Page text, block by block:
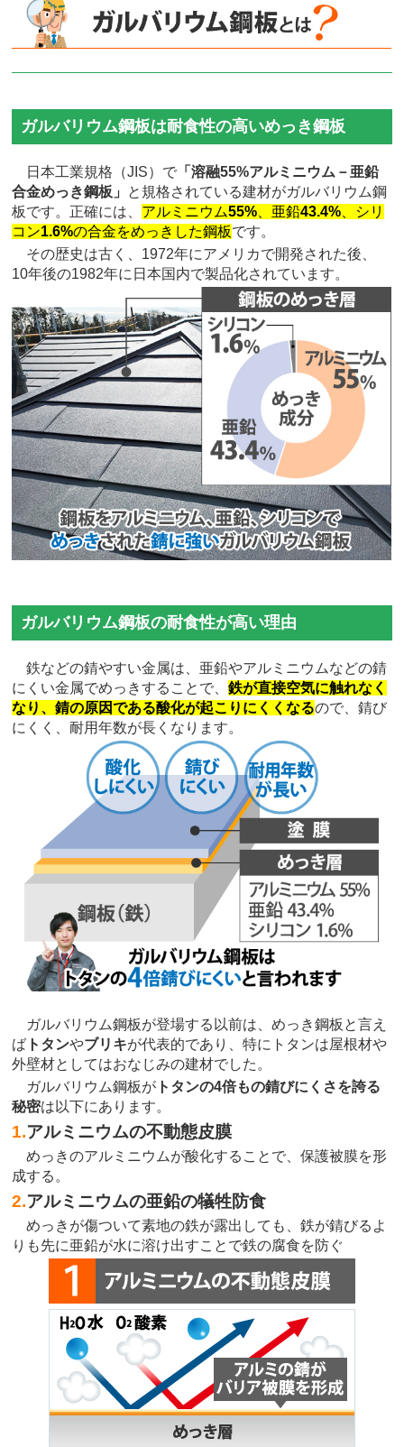
ガルバリウム鋼板は耐食性の高いめっき鋼板
日本工業規格（JIS）で 「溶融55%アルミニウム－亜鉛
合金めっき鋼板」
と規格されている建材がガルバリウム鋼
板です。正確には、 アルミニウム55% 、亜鉛43.4% 、シリ
コン1.6%の合金をめっきした鋼板です。
その歴史は古く、1972年にアメリカで開発された後、
10年後の1982年に日本国内で製品化されています。
ガルバリウム鋼板の耐食性が高い理由
鉄などの錆やすい金属は、亜鉛やアルミニウムなどの錆
にくい金属でめっきすることで、鉄が直接空気に触れなく
なり、錆の原因である酸化が起こりにくくなるので、錆び
にくく、耐用年数が長くなります。
ガルバリウム鋼板が登場する以前は、めっき鋼板と言え
ば トタンやブリキが代表的であり、特にトタンは屋根材や
外壁材としてはおなじみの建材でした。
ガルバリウム鋼板が トタンの4倍もの錆びにくさを誇る
秘密は以下にあります。
1.アルミニウムの不動態皮膜
めっきのアルミニウムが酸化することで、保護被膜を形
成する。
2.アルミニウムの亜鉛の犠牲防食
めっきが傷ついて素地の鉄が露出しても、鉄が錆びるよ
りも先に亜鉛が水に溶け出すことで鉄の腐食を防ぐ